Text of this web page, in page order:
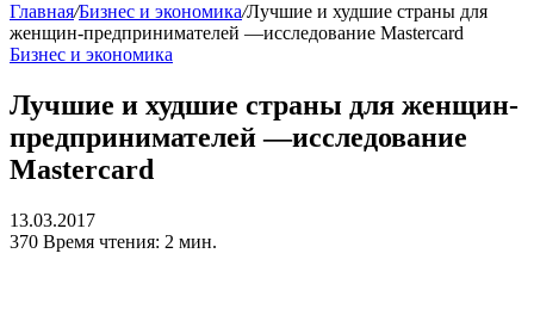
Главная/Бизнес и экономика/Лучшие и худшие страны для
женщин-предпринимателей —исследование Mastercard
Бизнес и экономика
Лучшие и худшие страны для женщин-
предпринимателей —исследование
Mastercard
13.03.2017
370 Время чтения: 2 мин.